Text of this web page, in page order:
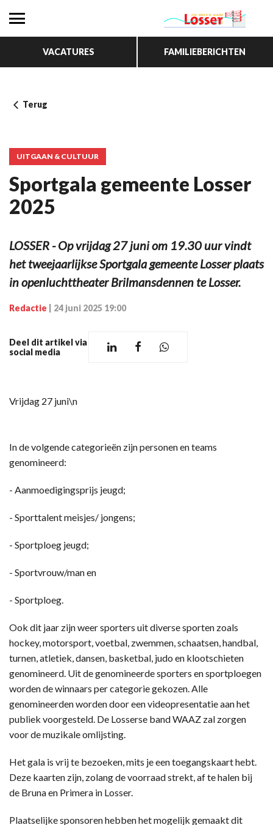
VACATURES FAMILIEBERICHTEN
Terug
UITGAAN & CULTUUR
Sportgala gemeente Losser
2025
LOSSER - Op vrijdag 27 juni om 19.30 uur vindt
het tweejaarlijkse Sportgala gemeente Losser plaats
in openluchttheater Brilmansdennen te Losser.
Redactie 24 juni 2025 19:00
Deel dit artikel via
social media
Vrijdag 27 juni\n
In de volgende categorieën zijn personen en teams
genomineerd:
- Aanmoedigingsprijs jeugd;
- Sporttalent meisjes/ jongens;
- Sportploeg jeugd;
- Sportvrouw/man en
- Sportploeg.
Ook dit jaar zijn weer sporters uit diverse sporten zoals
hockey, motorsport, voetbal, zwemmen, schaatsen, handbal,
turnen, atletiek, dansen, basketbal, judo en klootschieten
genomineerd. Uit de genomineerde sporters en sportploegen
worden de winnaars per categorie gekozen. Alle
genomineerden worden door een videopresentatie aan het
publiek voorgesteld. De Losserse band WAAZ zal zorgen
voor de muzikale omlijsting.
Het gala is vrij te bezoeken, mits je een toegangskaart hebt.
Deze kaarten zijn, zolang de voorraad strekt, af te halen bij
de Bruna en Primera in Losser.
Plaatselijke sponsoren hebben het mogelijk gemaakt dit